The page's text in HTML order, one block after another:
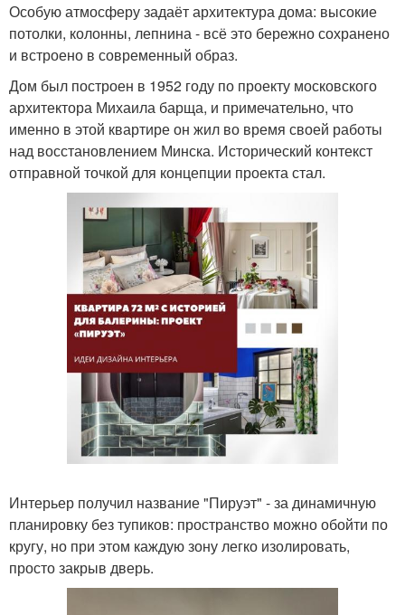
Особую атмосферу задаёт архитектура дома: высокие
потолки, колонны, лепнина - всё это бережно сохранено
и встроено в современный образ.
Дом был построен в 1952 году по проекту московского
архитектора Михаила барща, и примечательно, что
именно в этой квартире он жил во время своей работы
над восстановлением Минска. Исторический контекст
отправной точкой для концепции проекта стал.
Интерьер получил название "Пируэт" - за динамичную
планировку без тупиков: пространство можно обойти по
кругу, но при этом каждую зону легко изолировать,
просто закрыв дверь.